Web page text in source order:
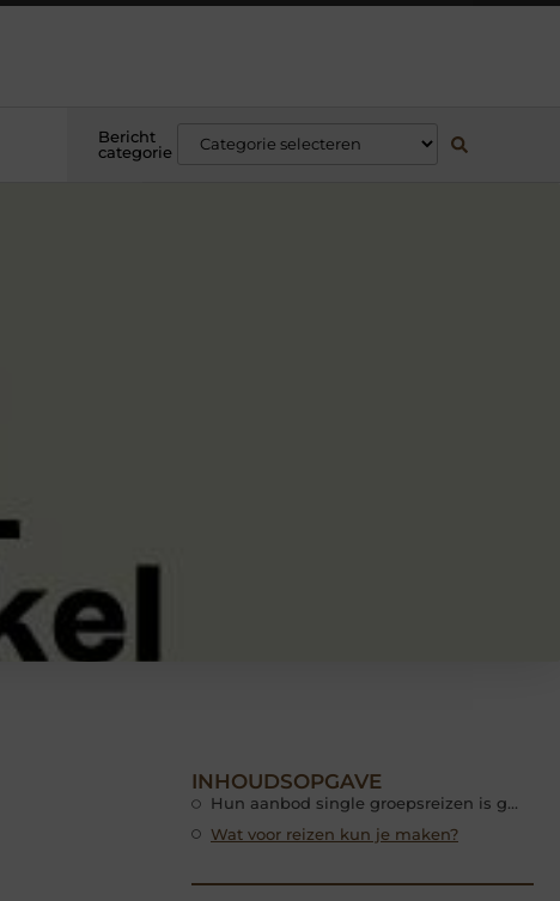
Bericht
categorie
INHOUDSOPGAVE
Hun aanbod single groepsreizen is groot
Wat voor reizen kun je maken?